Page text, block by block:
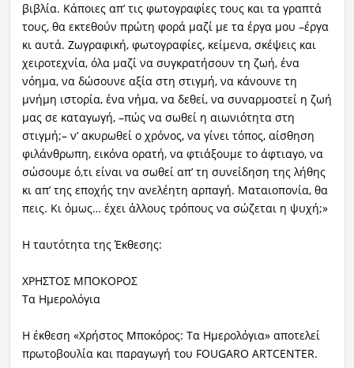
βιβλία. Κάποιες απ’ τις φωτογραφίες τους και τα γραπτά
τους, θα εκτεθούν πρώτη φορά μαζί με τα έργα μου –έργα
κι αυτά. Ζωγραφική, φωτογραφίες, κείμενα, σκέψεις και
χειροτεχνία, όλα μαζί να συγκρατήσουν τη ζωή, ένα
νόημα, να δώσουνε αξία στη στιγμή, να κάνουνε τη
μνήμη ιστορία, ένα νήμα, να δεθεί, να συναρμοστεί η ζωή
μας σε καταγωγή, –πώς να σωθεί η αιωνιότητα στη
στιγμή;– ν’ ακυρωθεί ο χρόνος, να γίνει τόπος, αίσθηση
φιλάνθρωπη, εικόνα ορατή, να φτιάξουμε το άφτιαγο, να
σώσουμε ό,τι είναι να σωθεί απ’ τη συνείδηση της λήθης
κι απ’ της εποχής την ανελέητη αρπαγή. Ματαιοπονία, θα
πεις. Κι όμως… έχει άλλους τρόπους να σώζεται η ψυχή;»
Η ταυτότητα της Έκθεσης:
ΧΡΗΣΤΟΣ ΜΠΟΚΟΡΟΣ
Τα Ημερολόγια
Η έκθεση «Χρήστος Μποκόρος: Τα Ημερολόγια» αποτελεί
πρωτοβουλία και παραγωγή του FOUGARO ARTCENTER.